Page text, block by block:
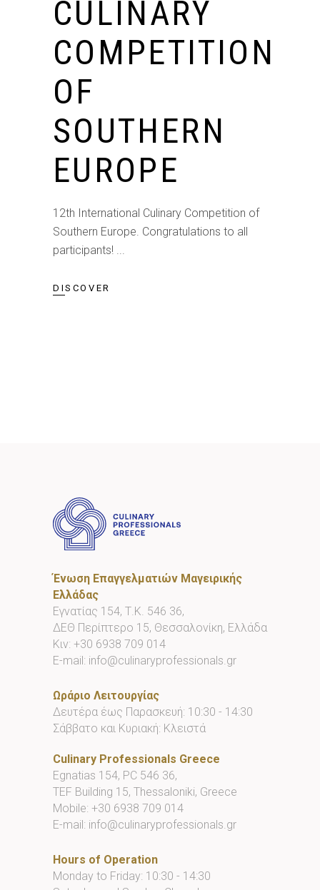
CULINARY
COMPETITION
OF
SOUTHERN
EUROPE
12th International Culinary Competition of
Southern Europe. Congratulations to all
participants!
DISCOVER
Ένωση Επαγγελματιών Μαγειρικής
Ελλάδας
Εγνατίας 154, Τ.Κ. 546 36,
ΔΕΘ Περίπτερο 15, Θεσσαλονίκη, Ελλάδα
Κιν: +30 6938 709 014
E-mail: info@culinaryprofessionals.gr
Ωράριο Λειτουργίας
Δευτέρα έως Παρασκευή: 10:30 - 14:30
Σάββατο και Κυριακή: Κλειστά
Culinary Professionals Greece
Egnatias 154, PC 546 36,
TEF Building 15, Thessaloniki, Greece
Mobile: +30 6938 709 014
E-mail: info@culinaryprofessionals.gr
Hours of Operation
Monday to Friday: 10:30 - 14:30